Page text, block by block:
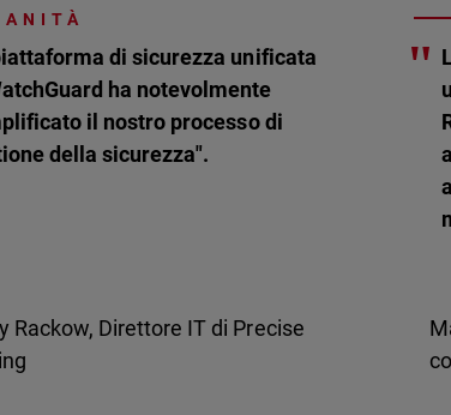
di sicurezza unificata
ha notevolmente
il nostro processo di
della sicurezza".
Rackow, Direttore IT di Precise
"